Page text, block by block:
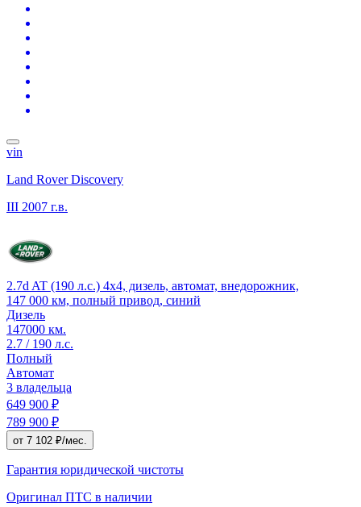
vin
Land Rover Discovery
III 2007 г.в.
2.7d AT (190 л.с.) 4x4, дизель, автомат, внедорожник,
147 000 км, полный привод, синий
Дизель
147000 км.
2.7 / 190 л.с.
Полный
Автомат
3 владельца
649 900 ₽
789 900 ₽
от 7 102 ₽/мес.
Гарантия юридической чистоты
Оригинал ПТС в наличии